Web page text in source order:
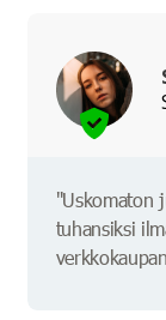
"Uskomaton
tuhansiksi